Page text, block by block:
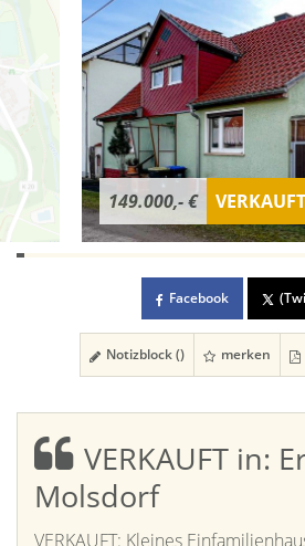
149.000,- € VERKAUFT
Facebook
Notizblock () merken
VERKAUFT in:
Molsdorf
VERKAUFT: Kleines